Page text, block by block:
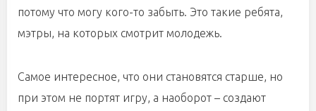
потому что могу кого-то забыть. Это такие ребята,
мэтры, на которых смотрит молодежь.
Самое интересное, что они становятся старше, но
при этом не портят игру, а наоборот – создают